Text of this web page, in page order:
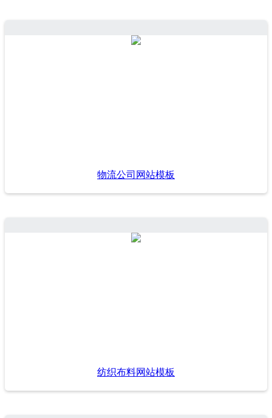
物流公司网站模板
纺织布料网站模板